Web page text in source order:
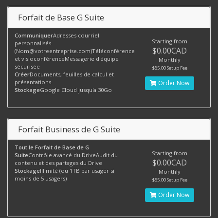
Forfait de Base G Suite
CommuniquerAdresses courriel
personnalisés
(Nom@votreentreprise.com)Téléconférence
et visioconférenceMessagerie d'équipe
sécurisée
CréerDocuments, feuilles de calcul et
présentations
StockageGoogle Cloud jusqu'a 30Go
Starting from
$0.00CAD
Monthly
$85.00 Setup Fee
Order Now
Forfait Business de G Suite
Tout le Forfait de Base de G
SuiteContrôle avancé du DriveAudit du
contenu et des partages du Drive
StockageIllimité (ou 1TB par usager si
moins de 5 usagers)
Starting from
$0.00CAD
Monthly
$85.00 Setup Fee
Order Now